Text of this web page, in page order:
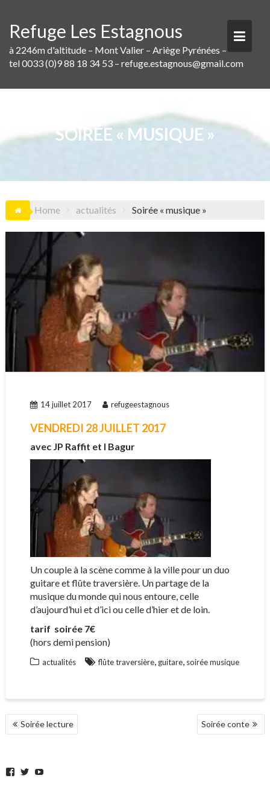
content
Refuge Les Estagnous
à 2246m d'altitude – Mont Valier – Ariège Pyrénées –
tel 0033 (0)9 88 18 34 53 – refuge.estagnous@gmail.com
SOIRÉE « MUSIQUE »
Home actualités Soirée « musique »
14 juillet 2017 refugeestagnous
VENDREDI 28 JUILLET 2017
avec JP Raffit et I Bagur
Un couple à la scène comme à la ville pour un duo
guitare et flûte traversière. Un partage de la
musique du monde qui nous entoure, celle
d’aujourd’hui et d’ici ou celle d’hier et de loin.
tarif soirée 7€
(hors demi pension)
actualités flûte traversière, guitare, soirée musique
NAVIGATION
DE
Soirée lecture Soirée conte
Facebook
TwitterYouTube